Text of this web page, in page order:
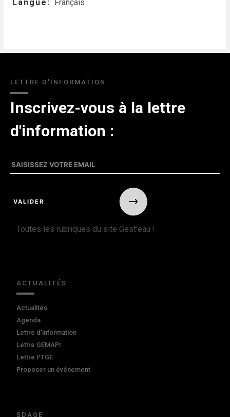
Langue Français
LETTRE D'INFORMATION
Inscrivez-vous à la lettre
d'information :
Toutes les rubriques du site Gest'eau !
ACTUALITÉS
Actualités
Agenda
Lettre d'information
Lettre GEMAPI
Lettre PTGE
Proposer un événement
SDAGE